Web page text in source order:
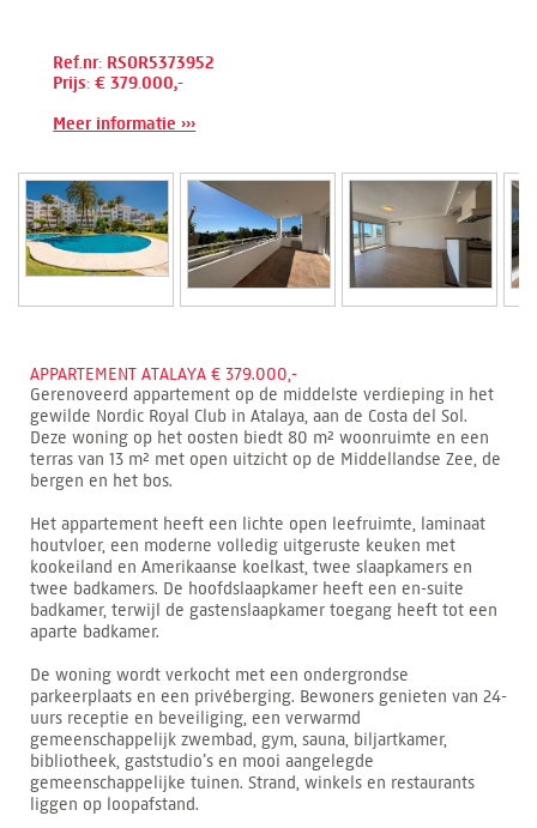
Ref.nr: RSOR5373952
Prijs: € 379.000,-
Meer informatie ›››
APPARTEMENT ATALAYA € 379.000,-
Gerenoveerd appartement op de middelste verdieping in het
gewilde Nordic Royal Club in Atalaya, aan de Costa del Sol.
Deze woning op het oosten biedt 80 m² woonruimte en een
terras van 13 m² met open uitzicht op de Middellandse Zee, de
bergen en het bos.
Het appartement heeft een lichte open leefruimte, laminaat
houtvloer, een moderne volledig uitgeruste keuken met
kookeiland en Amerikaanse koelkast, twee slaapkamers en
twee badkamers. De hoofdslaapkamer heeft een en-suite
badkamer, terwijl de gastenslaapkamer toegang heeft tot een
aparte badkamer.
De woning wordt verkocht met een ondergrondse
parkeerplaats en een privéberging. Bewoners genieten van 24-
uurs receptie en beveiliging, een verwarmd
gemeenschappelijk zwembad, gym, sauna, biljartkamer,
bibliotheek, gaststudio’s en mooi aangelegde
gemeenschappelijke tuinen. Strand, winkels en restaurants
liggen op loopafstand.